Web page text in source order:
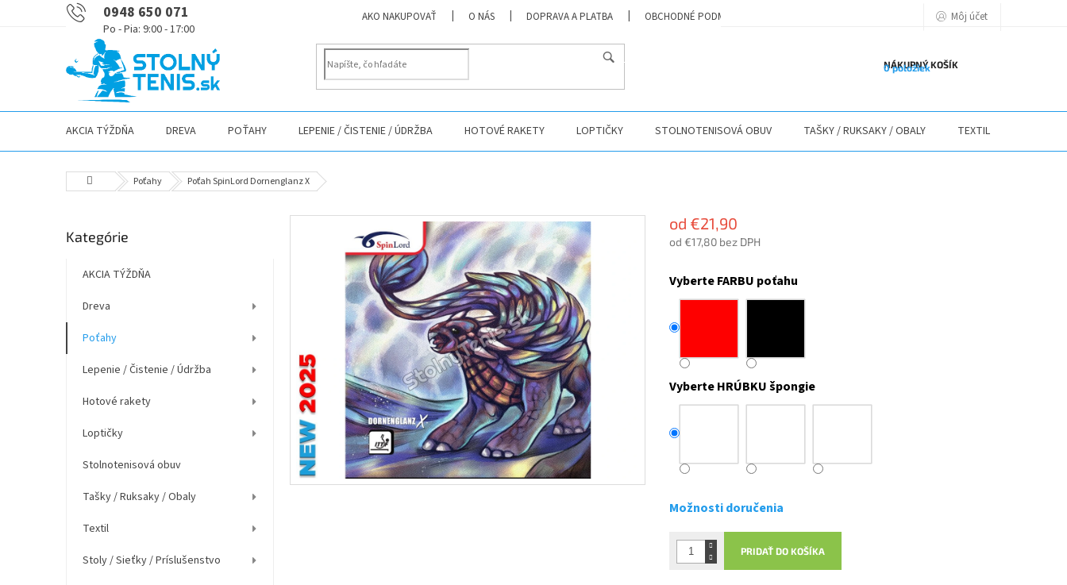
0948 650 071 AKO NAKUPOVAŤ O NÁS DOPRAVA A PLATBA OBCHODNÉ PODMIENKY PODMIENKY OCHRANY OSOBNÝCH ÚDAJOVMôj účet
NÁKUPNÝ KOŠÍK
0 položiek
AKCIA TÝŽDŇA DREVA POŤAHY LEPENIE / ČISTENIE / ÚDRŽBA HOTOVÉ RAKETY LOPTIČKY STOLNOTENISOVÁ OBUV TAŠKY / RUKSAKY / OBALY TEXTIL
DomovPoťahy Poťah SpinLord Dornenglanz X
o
a
Preskočiť
Kategórie
AKCIA TÝŽDŇA
Dreva
Poťahy
Lepenie / Čistenie / Údržba
Hotové rakety
Loptičky
Stolnotenisová obuv
Tašky / Ruksaky / Obaly
Textil
Stoly / Sieťky / Príslušenstvo
od €21,90
od €17,80 bez DPH
cena:
Vyberte FARBU poťahu
Vyberte HRÚBKU špongie
Možnosti doručenia
PRIDAŤ DO KOŠÍKA